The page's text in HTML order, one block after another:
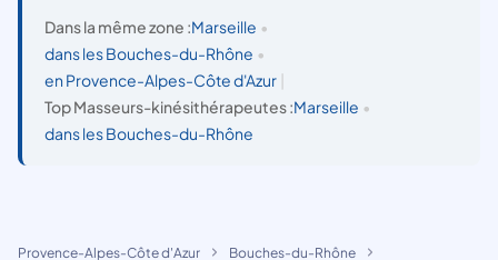
Dans la même zone :Marseille •
dans les Bouches-du-Rhône •
en Provence-Alpes-Côte d'Azur
Top Masseurs-kinésithérapeutes :Marseille •
dans les Bouches-du-Rhône
Provence-Alpes-Côte d'Azur
Bouches-du-Rhône